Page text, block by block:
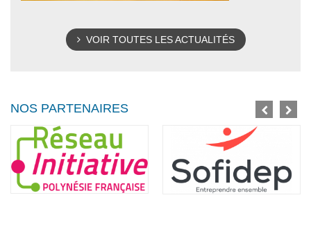
VOIR TOUTES LES ACTUALITÉS
NOS PARTENAIRES